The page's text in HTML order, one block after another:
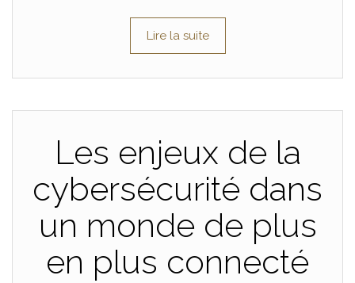
Lire la suite
Les enjeux de la
cybersécurité dans
un monde de plus
en plus connecté